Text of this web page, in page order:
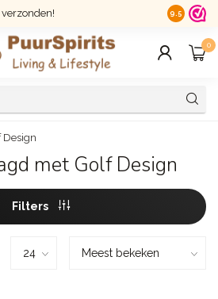
14 dagen
9.5
0
Design
met Golf Design
Filters